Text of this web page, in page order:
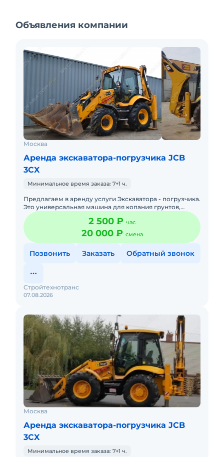
Объявления компании
Москва
Аренда экскаватора-погрузчика JCB
3CX
Минимальное время заказа: 7+1 ч.
Предлагаем в аренду услуги Экскаватора - погрузчика.
Это универсальная машина для копания грунтов,
поднятия тяжелых грузов и их последующей
транспортировки, пла2 500 ₽ час
20 000 ₽ смена
Позвонить Заказать Обратный звонок
07.08.2026
Стройтехнотранс
Москва
Аренда экскаватора-погрузчика JCB
3CX
Минимальное время заказа: 7+1 ч.